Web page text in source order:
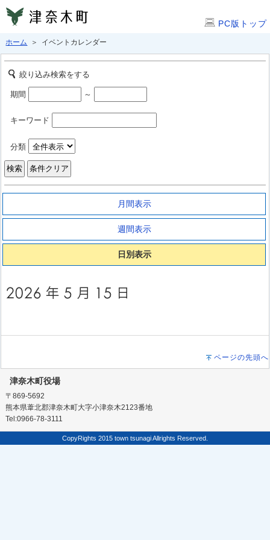
PC版トップ
ホーム ＞ イベントカレンダー
絞り込み検索をする
期間 ～
キーワード
分類
月間表示
週間表示
日別表示
ページの先頭へ
津奈木町役場
〒869-5692
熊本県葦北郡津奈木町大字小津奈木2123番地
Tel:0966-78-3111
CopyRights 2015 town tsunagi Allrights Reserved.